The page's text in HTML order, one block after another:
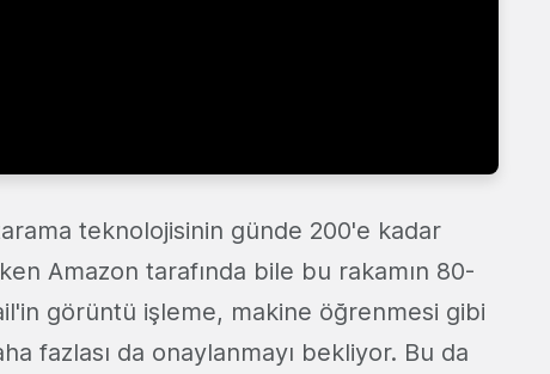
teknolojisinin günde 200'e kadar
Amazon tarafında bile bu rakamın 80-
görüntü işleme, makine öğrenmesi gibi
fazlası da onaylanmayı bekliyor. Bu da